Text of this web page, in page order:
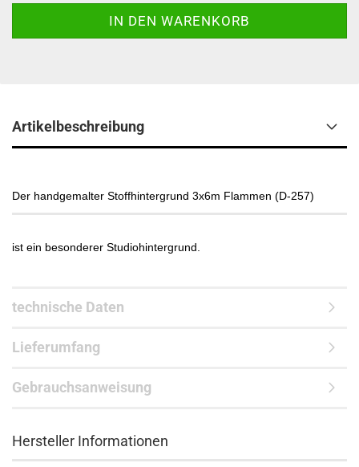
Artikelbeschreibung
Der handgemalter Stoffhintergrund 3x6m Flammen (D-257)
ist ein besonderer Studiohintergrund.
technische Daten
Lieferumfang
Gebrauchsanweisung
Hersteller Informationen